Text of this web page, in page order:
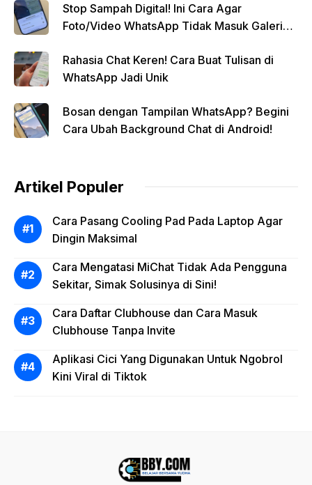
Stop Sampah Digital! Ini Cara Agar
Foto/Video WhatsApp Tidak Masuk Galeri
Rahasia Chat Keren! Cara Buat Tulisan di
WhatsApp Jadi Unik
Bosan dengan Tampilan WhatsApp? Begini
Cara Ubah Background Chat di Android!
Artikel Populer
Cara Pasang Cooling Pad Pada Laptop Agar
Dingin Maksimal
Cara Mengatasi MiChat Tidak Ada Pengguna
Sekitar, Simak Solusinya di Sini!
Cara Daftar Clubhouse dan Cara Masuk
Clubhouse Tanpa Invite
Aplikasi Cici Yang Digunakan Untuk Ngobrol
Kini Viral di Tiktok